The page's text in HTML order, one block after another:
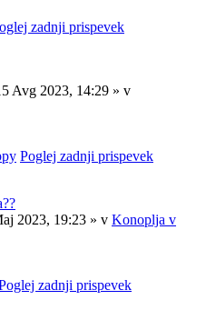
zadnji prispevek
Avg 2023, 14:29 » v
Poglej zadnji prispevek
2023, 19:23 » v Konoplja v
zadnji prispevek